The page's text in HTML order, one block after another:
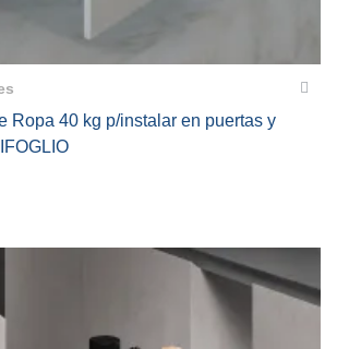
Ropa 40 kg p/instalar en puertas y